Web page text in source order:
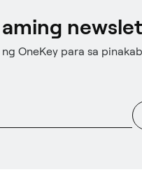
OneKey para sa